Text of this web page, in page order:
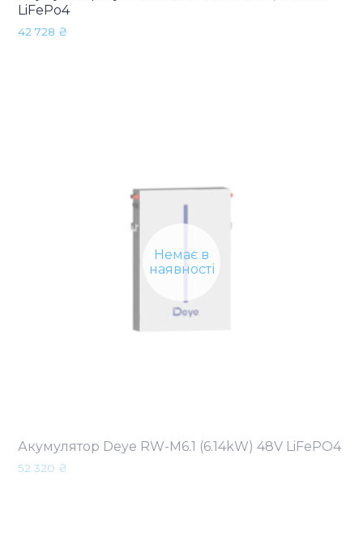
LiFePo4
42 728 ₴
Немає в
наявності
Акумулятор Deye RW-M6.1 (6.14kW) 48V LiFePO4
52 320 ₴